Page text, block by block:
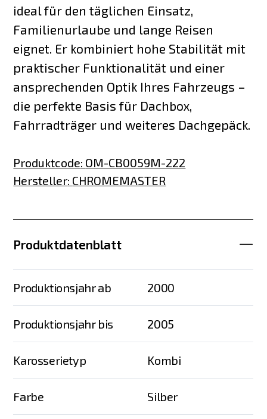
ideal für den täglichen Einsatz,
Familienurlaube und lange Reisen
eignet. Er kombiniert hohe Stabilität mit
praktischer Funktionalität und einer
ansprechenden Optik Ihres Fahrzeugs –
die perfekte Basis für Dachbox,
Fahrradträger und weiteres Dachgepäck.
Produktcode: OM-CB0059M-222
Hersteller: CHROMEMASTER
Produktdatenblatt
Produktionsjahr ab 2000
Produktionsjahr bis 2005
Karosserietyp Kombi
Farbe Silber